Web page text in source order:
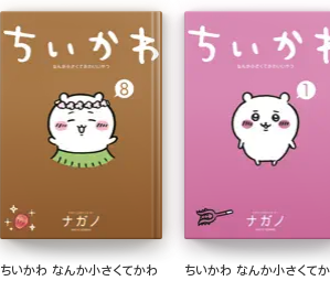
ちいかわ なんか小さくてかわ
ちいかわ なんか小さくて